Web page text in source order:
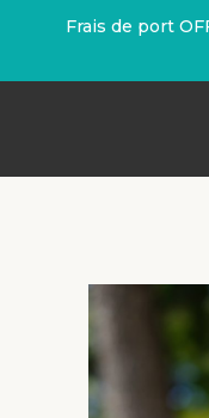
Frais de port